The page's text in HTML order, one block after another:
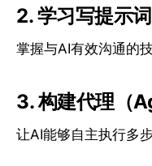
2. 学习写提示
掌握与AI有效沟通的
3. 构建代理（
让AI能够自主执行多